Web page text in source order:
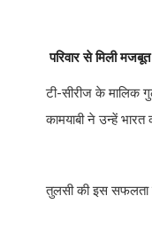
परिवार से मिली
टी-सीरीज के मालिक
कामयाबी ने उन्हें
तुलसी की इस सफलता